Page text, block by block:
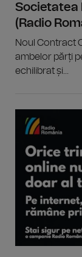
Societatea
(Radio
Noul Contract
ambelor părți
echilibrat și...